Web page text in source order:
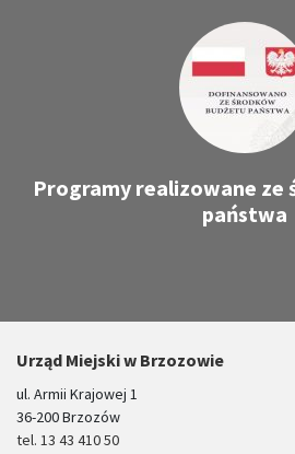
Programy realizowane ze
państwa
Urząd Miejski w Brzozowie
ul. Armii Krajowej 1
36-200 Brzozów
tel. 13 43 410 50